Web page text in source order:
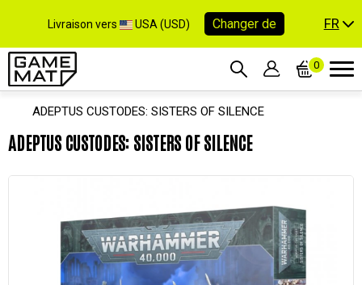
Livraison vers USA (USD) Changer de FR
0
ADEPTUS CUSTODES: SISTERS OF SILENCE
ADEPTUS CUSTODES: SISTERS OF SILENCE